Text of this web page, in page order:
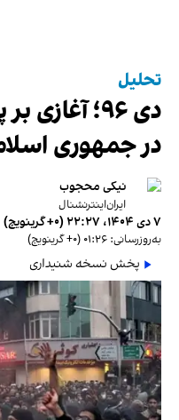
تحلیل
دی ۹۶؛
در جمهوری
نیکی محجوب
ایران‌اینترنشنال
۷ دی ۱۴۰۴، ۲۲:۲۷ (‎+۰ گرینویچ)
به‌روزرسانی: ۰۱:۲۶ (‎+۰ گرینویچ)
پخش نسخه شنیداری